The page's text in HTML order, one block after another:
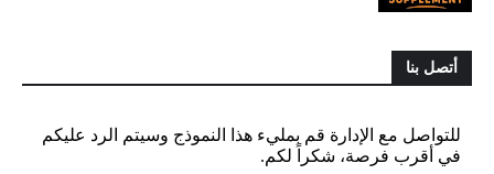
أتصل بنا
للتواصل مع الإدارة قم بمليء هذا النموذج وسيتم الرد عليكم
في أقرب فرصة، شكراً لكم.